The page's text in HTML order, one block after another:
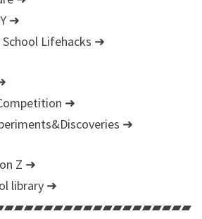
➜
Lifehacks ➜
➜
➜
Z ➜
library ➜